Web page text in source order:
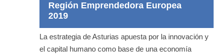
Región Emprendedora Europea
2019
La estrategia de Asturias apuesta por la innovación y
el capital humano como base de una economía